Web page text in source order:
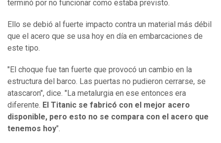
terminó por no funcionar como estaba previsto.
Ello se debió al fuerte impacto contra un material más débil
que el acero que se usa hoy en día en embarcaciones de
este tipo.
"El choque fue tan fuerte que provocó un cambio en la
estructura del barco. Las puertas no pudieron cerrarse, se
atascaron", dice. "La metalurgia en ese entonces era
diferente. El Titanic se fabricó con el mejor acero
disponible, pero esto no se compara con el acero que
tenemos hoy".